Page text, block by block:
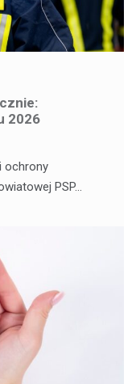
2026
ochrony
PSP…